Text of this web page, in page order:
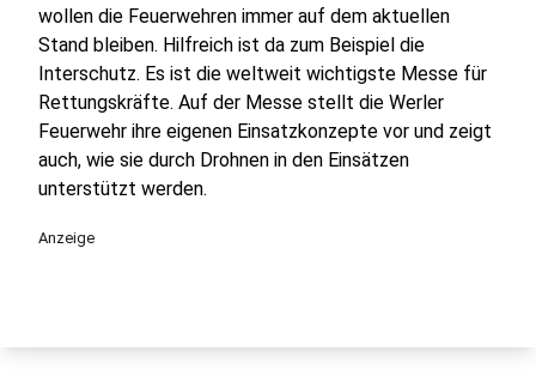
wollen die Feuerwehren immer auf dem aktuellen
Stand bleiben. Hilfreich ist da zum Beispiel die
Interschutz. Es ist die weltweit wichtigste Messe für
Rettungskräfte. Auf der Messe stellt die Werler
Feuerwehr ihre eigenen Einsatzkonzepte vor und zeigt
auch, wie sie durch Drohnen in den Einsätzen
unterstützt werden.
Anzeige